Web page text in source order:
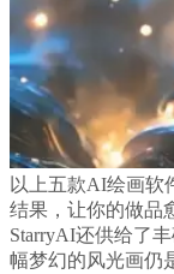
以上五款AI绘画软
结果，让你的做品
StarryAI还供给了
幅梦幻的风光画仍